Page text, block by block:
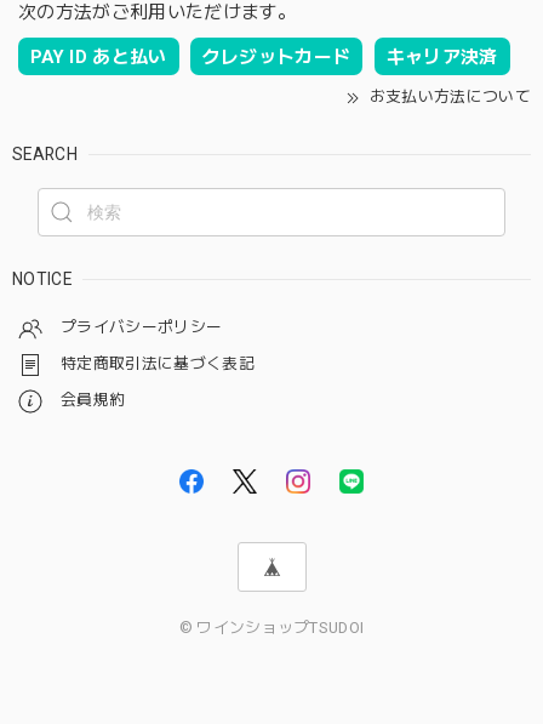
次の方法がご利用いただけます。
PAY ID あと払い クレジットカード キャリア決済
お支払い方法について
SEARCH
NOTICE
プライバシーポリシー
特定商取引法に基づく表記
会員規約
© ワインショップTSUDOI